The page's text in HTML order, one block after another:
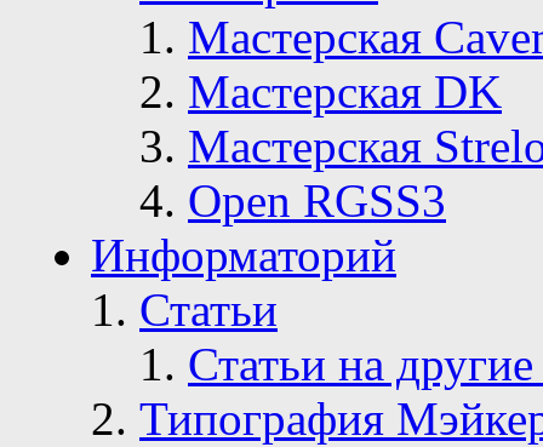
Мастерская
Мастерская DK
Мастерская
Open RGSS3
Информаторий
Статьи
Статьи на
Типография